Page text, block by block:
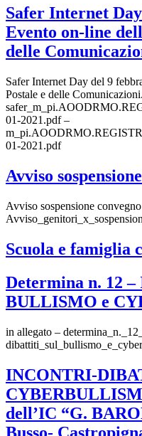
Safer Internet
Evento on-line
delle
Safer Internet Day del 9
Postale e delle
01-2021.pdf –
01-2021.pdf
Avviso
Avviso sospensione
Scuola e famiglia
Determina n. 12
BULLISMO e
in allegato –
INCONTRI-
dell’IC “G.
Busso-